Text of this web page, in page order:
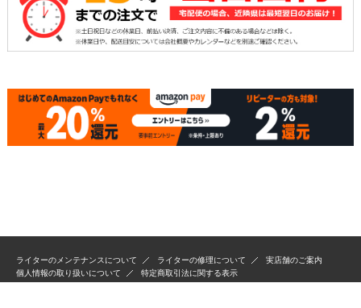
ライターのメンテナンスについて ライターの修理について
実店舗のご案内
個人情報の取り扱いについて
特定商取引法に関する表示